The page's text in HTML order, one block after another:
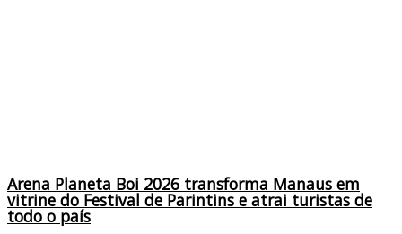
Arena Planeta Boi 2026 transforma Manaus em
vitrine do Festival de Parintins e atrai turistas de
todo o país